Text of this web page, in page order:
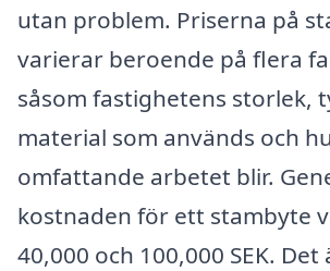
utan problem. Priserna på
varierar beroende på flera
såsom fastighetens storlek,
material som används och
omfattande arbetet blir.
kostnaden för ett stambyte
40,000 och 100,000 SEK.